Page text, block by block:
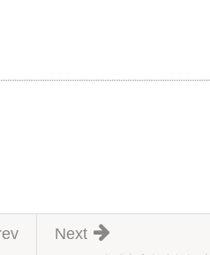
Next